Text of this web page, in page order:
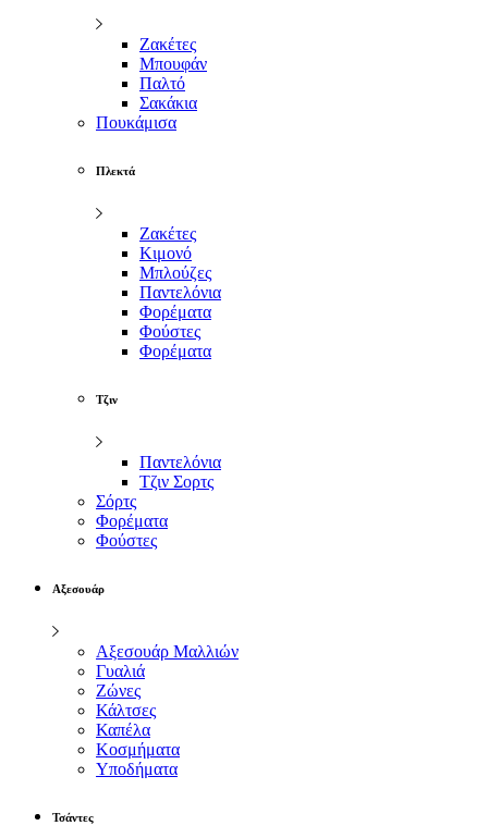
Ζακέτες
Μπουφάν
Παλτό
Σακάκια
Πουκάμισα
Πλεκτά
Ζακέτες
Κιμονό
Μπλούζες
Παντελόνια
Φορέματα
Φούστες
Φορέματα
Τζιν
Παντελόνια
Τζιν Σορτς
Σόρτς
Φορέματα
Φούστες
Αξεσουάρ
Αξεσουάρ Μαλλιών
Γυαλιά
Ζώνες
Κάλτσες
Καπέλα
Κοσμήματα
Υποδήματα
Τσάντες